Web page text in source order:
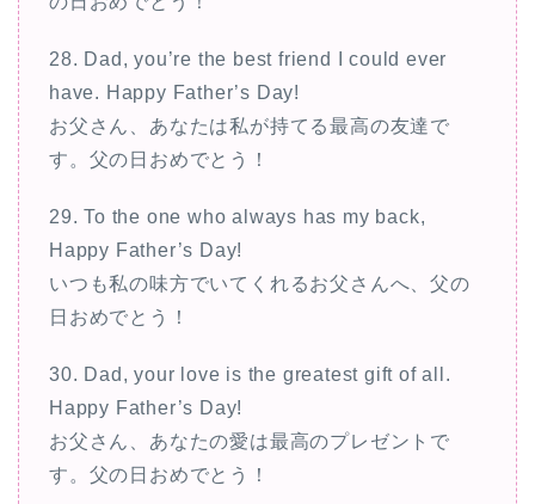
28. Dad, you’re the best friend I could ever
have. Happy Father’s Day!
お父さん、あなたは私が持てる最高の友達で
す。父の日おめでとう！
29. To the one who always has my back,
Happy Father’s Day!
いつも私の味方でいてくれるお父さんへ、父の
日おめでとう！
30. Dad, your love is the greatest gift of all.
Happy Father’s Day!
お父さん、あなたの愛は最高のプレゼントで
す。父の日おめでとう！